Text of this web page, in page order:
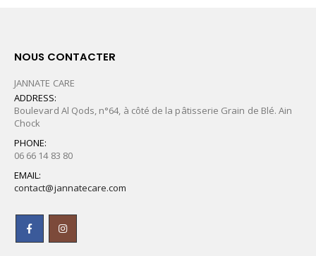
NOUS CONTACTER
JANNATE CARE
ADDRESS:
Boulevard Al Qods, n°64, à côté de la pâtisserie Grain de Blé. Ain
Chock
PHONE:
06 66 14 83 80
EMAIL:
contact@jannatecare.com